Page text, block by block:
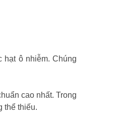
hạt ô nhiễm. Chúng
cao nhất. Trong
thể thiếu.